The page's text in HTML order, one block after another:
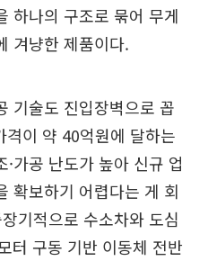
하나의 구조로 묶어 무게
겨냥한 제품이다.
기술도 진입장벽으로 꼽
이 약 40억원에 달하는
가공 난도가 높아 신규 업
확보하기 어렵다는 게 회
기적으로 수소차와 도심
터 구동 기반 이동체 전반